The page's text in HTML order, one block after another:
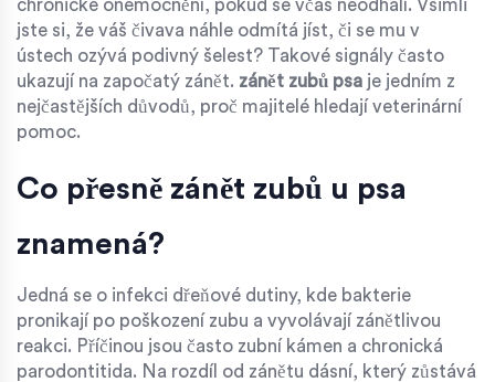
chronické onemocnění, pokud se včas neodhalí. Všimli
jste si, že váš čivava náhle odmítá jíst, či se mu v
ústech ozývá podivný šelest? Takové signály často
ukazují na započatý zánět. zánět zubů psa je jedním z
nejčastějších důvodů, proč majitelé hledají veterinární
pomoc.
Co přesně zánět zubů u psa
znamená?
Jedná se o infekci dřeňové dutiny, kde bakterie
pronikají po poškození zubu a vyvolávají zánětlivou
reakci. Příčinou jsou často zubní kámen a chronická
parodontitida. Na rozdíl od zánětu dásní, který zůstává